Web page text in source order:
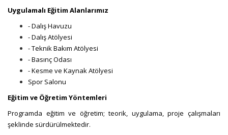
Uygulamalı Eğitim Alanlarımız
- Dalış Havuzu
- Dalış Atölyesi
- Teknik Bakım Atölyesi
- Basınç Odası
- Kesme ve Kaynak Atölyesi
Spor Salonu
Eğitim ve Öğretim Yöntemleri
Programda eğitim ve öğretim; teorik, uygulama, proje çalışmaları
şeklinde sürdürülmektedir.